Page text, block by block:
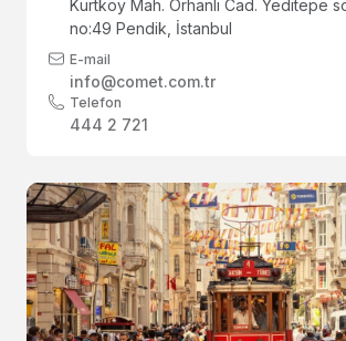
Kurtköy Mah. Orhanlı Cad. Yeditepe
no:49 Pendik, İstanbul
E-mail
info@comet.com.tr
Telefon
444 2 721